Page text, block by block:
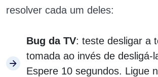
resolver cada um deles:
Bug da TV: teste desligar a
tomada ao invés de desligá-
Espere 10 segundos. Ligue